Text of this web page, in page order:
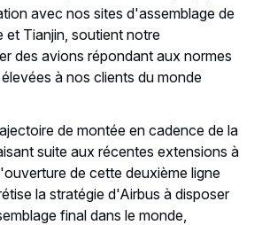
avec nos sites d'assemblage de
et Tianjin, soutient notre
des avions répondant aux normes
à nos clients du monde
de montée en cadence de la
suite aux récentes extensions à
de cette deuxième ligne
la stratégie d'Airbus à disposer
final dans le monde,